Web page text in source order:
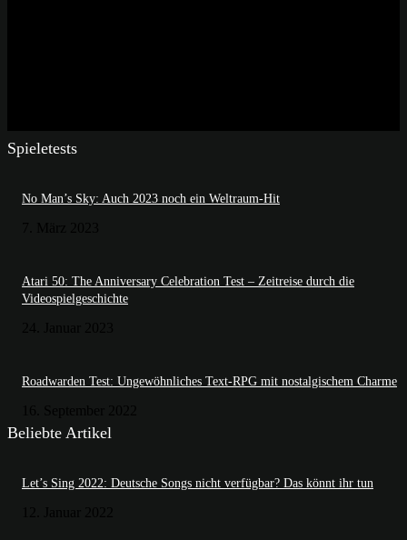
Spieletests
No Man’s Sky: Auch 2023 noch ein Weltraum-Hit
Atari 50: The Anniversary Celebration Test – Zeitreise durch die
Videospielgeschichte
Roadwarden Test: Ungewöhnliches Text-RPG mit nostalgischem Charme
Beliebte Artikel
Let’s Sing 2022: Deutsche Songs nicht verfügbar? Das könnt ihr tun